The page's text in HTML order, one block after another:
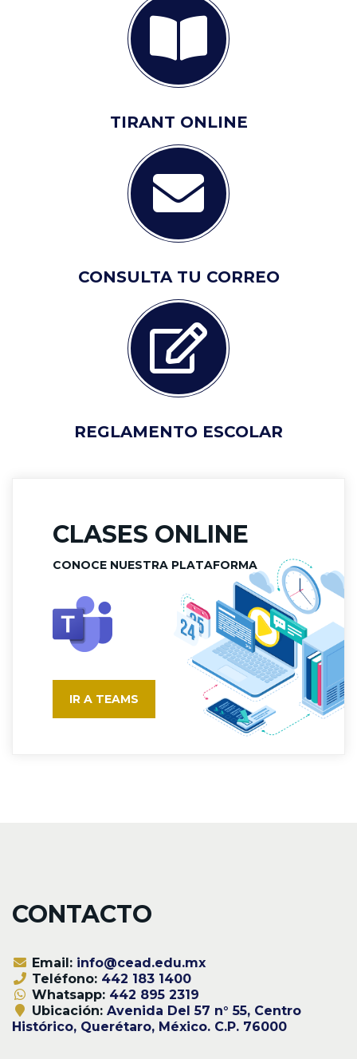
TIRANT ONLINE
CONSULTA TU CORREO
REGLAMENTO ESCOLAR
CLASES ONLINE
CONOCE NUESTRA PLATAFORMA
IR A TEAMS
CONTACTO
Email: info@cead.edu.mx
Teléfono: 442 183 1400
Whatsapp: 442 895 2319
Ubicación: Avenida Del 57 n° 55, Centro
Histórico, Querétaro, México. C.P. 76000